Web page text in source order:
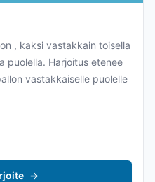
, kaksi vastakkain toisella
puolella. Harjoitus etenee
vastakkaiselle puolelle
→